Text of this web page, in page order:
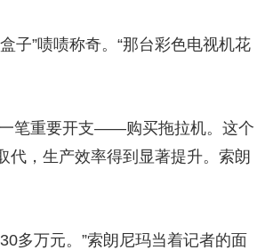
”啧啧称奇。“那台彩色电视机花
笔重要开支——购买拖拉机。这个
，生产效率得到显著提升。索朗
万元。”索朗尼玛当着记者的面